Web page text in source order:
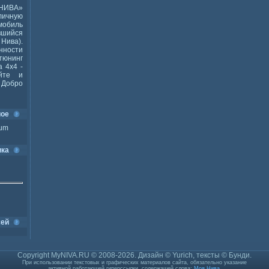
4x4 -
и
Copyright MyNIVA.RU © 2008-2026. Дизайн © Yurich, тексты © Бунди.
При использовании текстовых и графических материалов сайта, обязательно указание